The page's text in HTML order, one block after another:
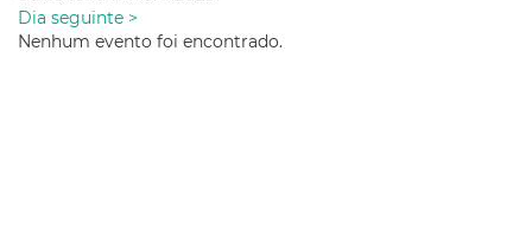
Dia seguinte >
Nenhum evento foi encontrado.